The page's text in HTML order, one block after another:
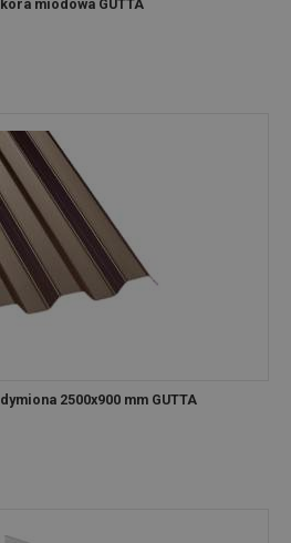
miodowa GUTTA
2500x900 mm GUTTA